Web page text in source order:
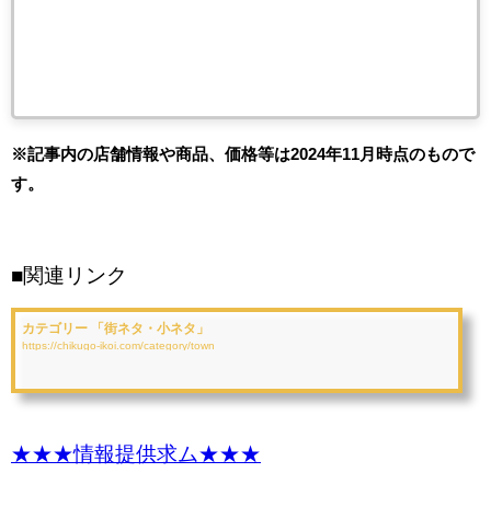
※記事内の店舗情報や商品、価格等は2024年11月時点のもので
す。
■関連リンク
カテゴリー 「街ネタ・小ネタ」
https://chikugo-ikoi.com/category/town
★★★情報提供求ム★★★